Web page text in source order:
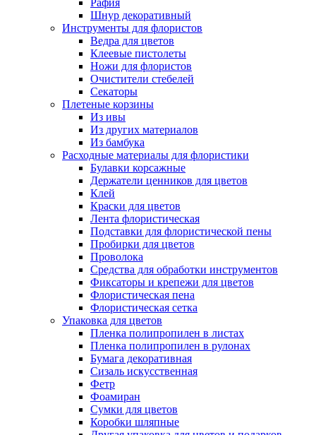
Шнур декоративный
Инструменты для флористов
Ведра для цветов
Клеевые пистолеты
Ножи для флористов
Очистители стебелей
Секаторы
Плетеные корзины
Из ивы
Из других материалов
Из бамбука
Расходные материалы для флористики
Булавки корсажные
Держатели ценников для цветов
Клей
Краски для цветов
Лента флористическая
Подставки для флористической пены
Пробирки для цветов
Проволока
Средства для обработки инструментов
Фиксаторы и крепежи для цветов
Флористическая пена
Флористическая сетка
Упаковка для цветов
Пленка полипропилен в листах
Пленка полипропилен в рулонах
Бумага декоративная
Сизаль искусственная
Фетр
Фоамиран
Сумки для цветов
Коробки шляпные